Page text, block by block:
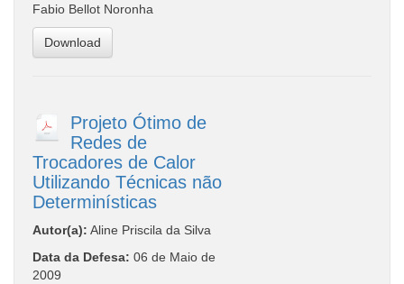
Fabio Bellot Noronha
Download
Projeto Ótimo de
Redes de
Trocadores de Calor
Utilizando Técnicas não
Determinísticas
Autor(a): Aline Priscila da Silva
Data da Defesa: 06 de Maio de
2009